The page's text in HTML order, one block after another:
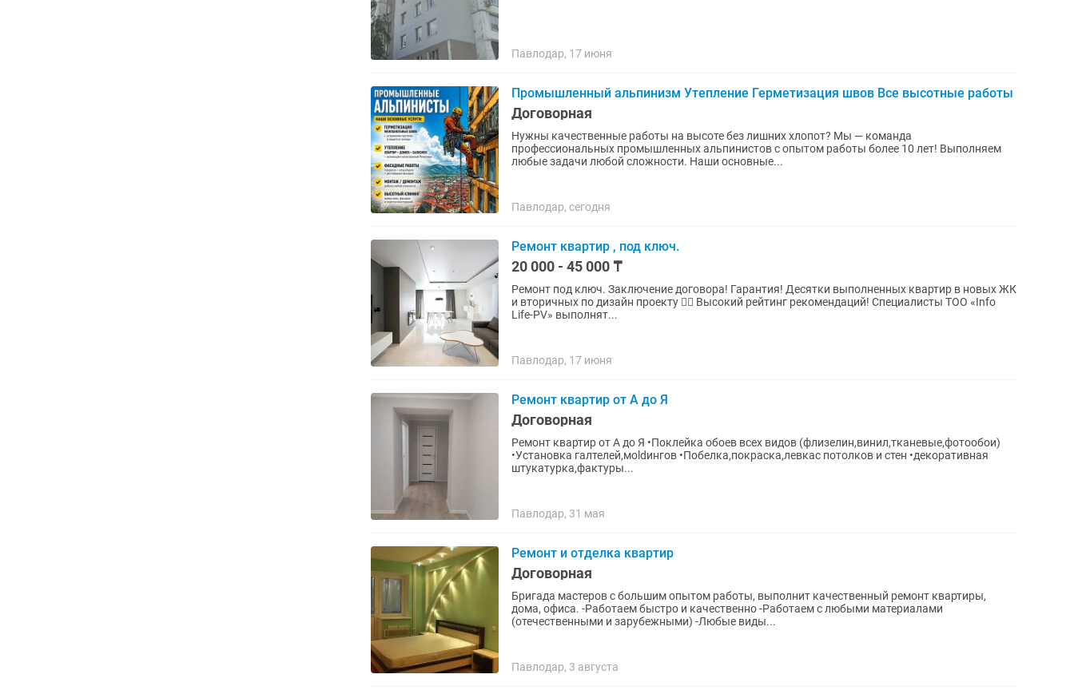
Павлодар, 17 июня
Промышленный альпинизм Утепление Герметизация швов Все высотные работы
Договорная
Нужны качественные работы на высоте без лишних хлопот? Мы — команда
профессиональных промышленных альпинистов с опытом работы более 10 лет! Выполняем
любые задачи любой сложности. Наши основные...
Павлодар, сегодня
Ремонт квартир , под ключ.
20 000 - 45 000 ₸
Ремонт под ключ. Заключение договора! Гарантия! Десятки выполненных квартир в новых ЖК
и вторичных по дизайн проекту 👆🏼 Высокий рейтинг рекомендаций! Специалисты ТОО «Info
Life-PV» выполнят...
Павлодар, 17 июня
Ремонт квартир от А до Я
Договорная
Ремонт квартир от А до Я •Поклейка обоев всех видов (флизелин,винил,тканевые,фотообои)
•Установка галтелей,мoldингов •Побелка,покраска,левкас потолков и стен •декоративная
штукатурка,фактуры...
Павлодар, 31 мая
Ремонт и отделка квартир
Договорная
Бригада мастеров с большим опытом работы, выполнит качественный ремонт квартиры,
дома, офиса. -Работаем быстро и качественно -Работаем с любыми материалами
(отечественными и зарубежными) -Любые виды...
Павлодар, 3 августа